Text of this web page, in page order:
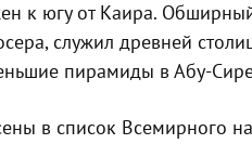
к югу от Каира.
служил древней
пирамиды в Абу-
в список Всемирного